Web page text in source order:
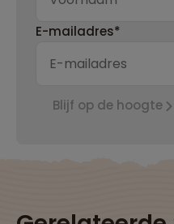
E-mailadres*
Blijf op de hoogte